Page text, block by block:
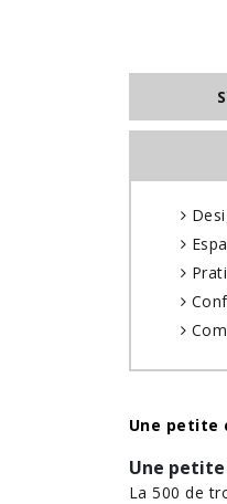
Une petite
Une
La 500 de